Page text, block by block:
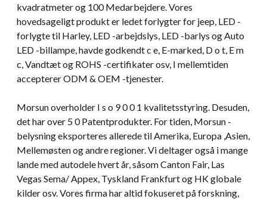
kvadratmeter og 100 Medarbejdere. Vores
hovedsageligt produkt er ledet forlygter for jeep, LED -
forlygte til Harley, LED -arbejdslys, LED -barlys og Auto
LED -billampe, havde godkendt c e, E-marked, D o t, E m
c, Vandtæt og ROHS -certifikater osv, I mellemtiden
accepterer ODM & OEM -tjenester.
Morsun overholder I s o 9 0 0 1 kvalitetsstyring. Desuden,
det har over 5 0 Patentprodukter. For tiden, Morsun -
belysning eksporteres allerede til Amerika, Europa ,Asien,
Mellemøsten og andre regioner. Vi deltager også i mange
lande med autodele hvert år, såsom Canton Fair, Las
Vegas Sema/ Appex, Tyskland Frankfurt og HK globale
kilder osv. Vores firma har altid fokuseret på forskning,